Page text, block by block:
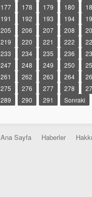
177 178 179 180
191 192 193 194
205 206 207 208
219 220 221 222
233 234 235 236
247 248 249 250
261 262 263 264
275 276 277 278
289 290 291 Sonraki
Ana Sayfa Haberler